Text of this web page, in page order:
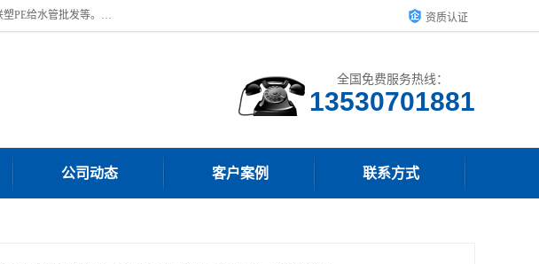
深圳市宝安区沙井街道浩丰胶管商行主营产品：联塑批发、联塑管批发、联塑总代理、联塑总经销、联塑HDPE波纹管批发、联塑PE给水管批发等。凭借服务以及多年的勤奋拼搏，发展成为一家销售各种管材管件，绝缘电工套管及配件等系列产品的贸易公司。公司秉承“顾客至上，锐意进取”的经营理念，坚持“客户至上”原则为广大客户提供的服务。欢迎惠顾！ 资质认证
全国免费服务热线：
公司动态 客户案例 联系方式